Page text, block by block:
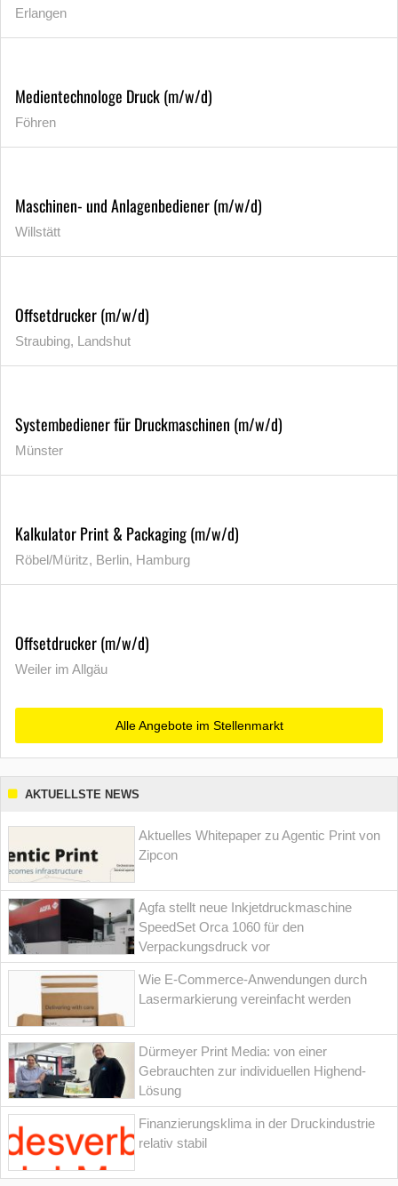
Erlangen
Medientechnologe Druck (m/w/d)
Föhren
Maschinen- und Anlagenbediener (m/w/d)
Willstätt
Offsetdrucker (m/w/d)
Straubing, Landshut
Systembediener für Druckmaschinen (m/w/d)
Münster
Kalkulator Print & Packaging (m/w/d)
Röbel/Müritz, Berlin, Hamburg
Offsetdrucker (m/w/d)
Weiler im Allgäu
Alle Angebote im Stellenmarkt
AKTUELLSTE NEWS
Aktuelles Whitepaper zu Agentic Print von
Zipcon
Agfa stellt neue Inkjetdruckmaschine
SpeedSet Orca 1060 für den
Verpackungsdruck vor
Wie E-Commerce-Anwendungen durch
Lasermarkierung vereinfacht werden
Dürmeyer Print Media: von einer
Gebrauchten zur individuellen Highend-
Lösung
Finanzierungsklima in der Druckindustrie
relativ stabil